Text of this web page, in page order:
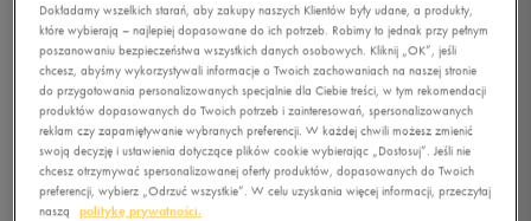
UNDER ARMOUR CZAPKA
MEN S BLITZING
0.0 0
89,99zł z Vat
+ 450 PKT WKLUBIE 50 STYLE
Dokładamy wszelkich starań, aby zakupy naszych Klientów były udane, a produkty,
które wybierają – najlepiej dopasowane do ich potrzeb. Robimy to jednak przy pełnym
poszanowaniu bezpieczeństwa wszystkich danych osobowych. Kliknij „OK”, jeśli
chcesz, abyśmy wykorzystywali informacje o Twoich zachowaniach na naszej stronie
do przygotowania personalizowanych specjalnie dla Ciebie treści, w tym rekomendacji
produktów dopasowanych do Twoich potrzeb i zainteresowań, spersonalizowanych
reklam czy zapamiętywanie wybranych preferencji. W każdej chwili możesz zmienić
swoją decyzję i ustawienia dotyczące plików cookie wybierając „Dostosuj”. Jeśli nie
chcesz otrzymywać spersonalizowanej oferty produktów, dopasowanych do Twoich
preferencji, wybierz „Odrzuć wszystkie”. W celu uzyskania więcej informacji, przeczytaj
naszą politykę prywatności.